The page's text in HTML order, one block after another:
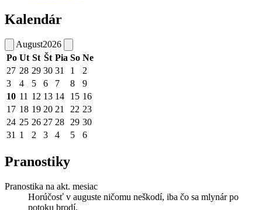
Kalendár
August2026
Po Ut St Št Pia So Ne
27 28 29 30 31 1
2
3
4 5 6 7 8
9
10 11 12 13 14 15 16
17 18 19 20 21 22 23
24 25 26 27 28 29 30
31 1 2 3 4 5 6
Pranostiky
Pranostika na akt. mesiac
Horúčosť v auguste ničomu neškodí, iba čo sa mlynár po
potoku brodí.